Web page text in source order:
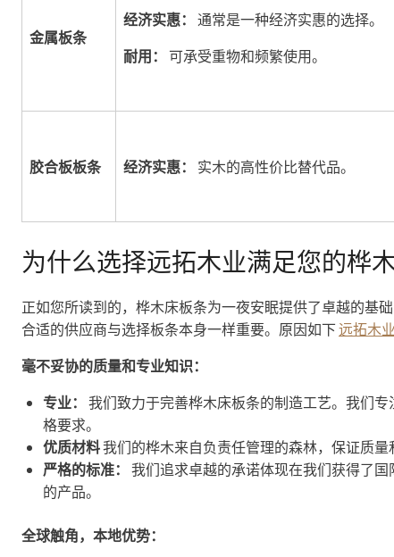
金属板条
经济实惠：
通常是一种经济实惠的选择。
耐用：
可承受重物和频繁使用。
胶合板板条 经济实惠： 实木的高性价比替代品。
为什么选择远拓木业满足您的桦
正如您所读到的，桦木床板条为一夜安眠提供了卓越的基
合适的供应商与选择板条本身一样重要。原因如下远拓木业
毫不妥协的质量和专业知识：
专业：
我们致力于完善桦木床板条的制造工艺。我们
格要求。
优质材料我们的桦木来自负责任管理的森林，保证质量
严格的标准：
我们追求卓越的承诺体现在我们获得了
的产品。
全球触角，本地优势：